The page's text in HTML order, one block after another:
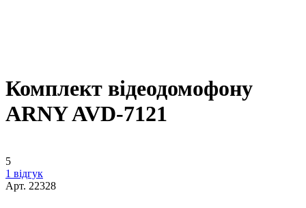
Комплект відеодомофону
ARNY AVD-7121
5
1 відгук
Арт. 22328